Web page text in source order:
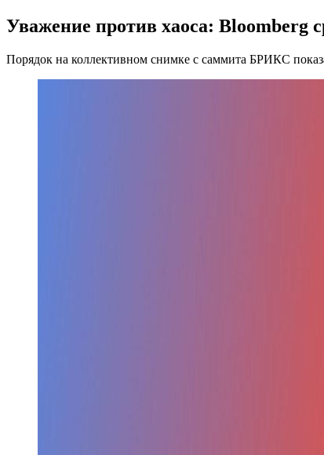
Уважение против хаоса:
Порядок на коллективном снимке с саммита БРИКС